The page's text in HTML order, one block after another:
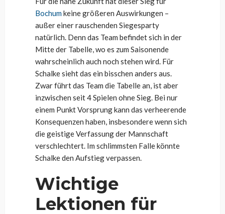
Bochumkeine größeren Auswirkungen –
außer einer rauschenden Siegesparty
natürlich. Denn das Team befindet sich in der
Mitte der Tabelle, wo es zum Saisonende
wahrscheinlich auch noch stehen wird. Für
Schalke sieht das ein bisschen anders aus.
Zwar führt das Team die Tabelle an, ist aber
inzwischen seit 4 Spielen ohne Sieg. Bei nur
einem Punkt Vorsprung kann das verheerende
Konsequenzen haben, insbesondere wenn sich
die geistige Verfassung der Mannschaft
verschlechtert. Im schlimmsten Falle könnte
Schalke den Aufstieg verpassen.
Wichtige
Lektionen für